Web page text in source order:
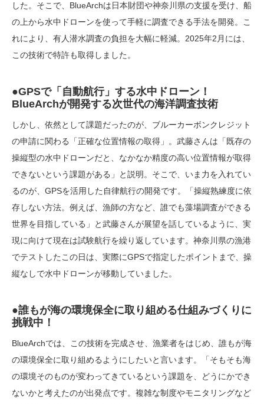
した。そこで、BlueArchは日本財団や神奈川県の支援を受け、船
の上から水中ドローンを使って手軽に調査できる手法を開発。こ
れにより、有人潜水調査の負担を大幅に軽減。2025年2月には、
この技術で特許も取得しました。
●GPSで「自動航行」する水中ドローン！
BlueArchが開発する次世代の海洋調査技術
しかし、依然として課題だったのが、ブルーカーボンクレジット
の申請に関わる「正確な位置情報の取得」。武藤さんは「既存の
操縦型の水中ドローンだと、なかなか精度の高い位置情報が取得
できないという課題がある」と説明。そこで、いま力を入れてい
るのが、GPSを活用した自律航行の開発です。「操縦熟練度に依
存しない方法。例えば、漁師の方など、誰でも藻場調査ができる
世界を目指している」と武藤さんが展望を話しているように、実
現に向けて現在は試験航行を繰り返しています。神奈川県の漁港
でテストしたこの日は、実際にGPSで指定したポイントまで、操
縦なしで水中ドローンが移動していました。
●誰もが海の環境保全に取り組める仕組みづくりに
挑戦中！
BlueArchでは、この技術を完成させ、漁業者をはじめ、誰もが海
の環境保全に取り組めるようにしたいと言います。「そもそも海
の環境そのものが変わってきているという課題を、どうにかでき
ないかと考えたのが出発点です。複雑な制度やモニタリングなど